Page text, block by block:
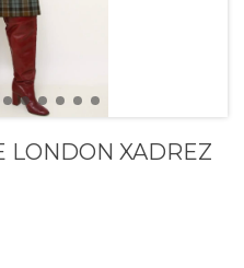
LONDON XADREZ